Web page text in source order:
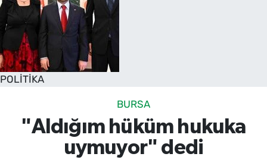
POLİTİKA
BURSA
"Aldığım hüküm hukuka
uymuyor" dedi